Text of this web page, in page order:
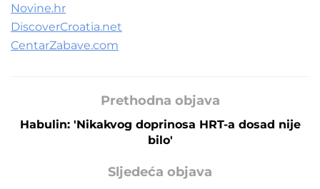
Novine.hr
DiscoverCroatia.net
CentarZabave.com
Prethodna objava
Habulin: 'Nikakvog doprinosa HRT-a dosad nije
bilo'
Sljedeća objava